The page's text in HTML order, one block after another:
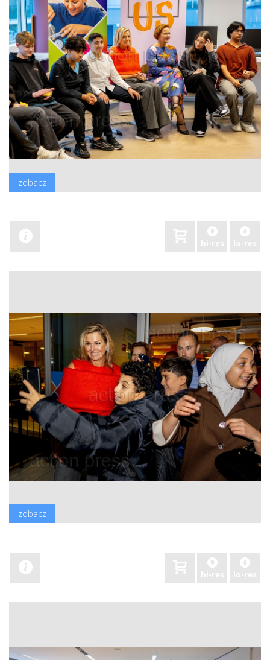
zobacz
hi-res lo-res
zobacz
hi-res lo-res